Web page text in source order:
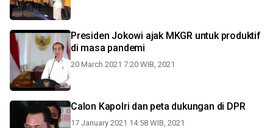
Presiden Jokowi ajak MKGR untuk produktif
di masa pandemi
20 March 2021 7:20 WIB, 2021
Calon Kapolri dan peta dukungan di DPR
17 January 2021 14:58 WIB, 2021